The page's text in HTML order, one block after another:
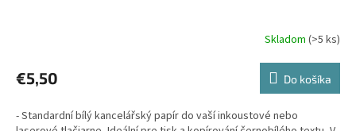
Skladom (>5 ks)
€5,50 Do košíka
- Standardní bílý kancelářský papír do vaší inkoustové nebo